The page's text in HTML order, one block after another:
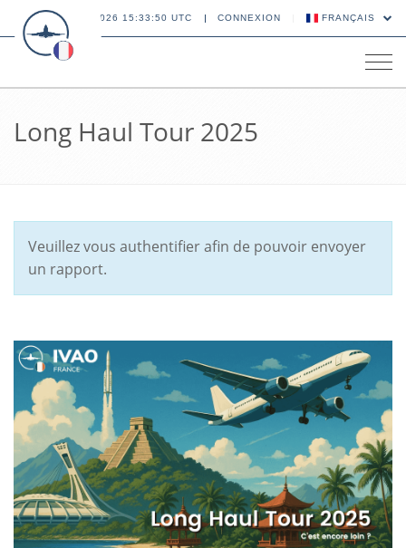
06 AOÛT 2026 15:33:50 UTC CONNEXION FRANÇAIS
Long Haul Tour 2025
Veuillez vous authentifier afin de pouvoir envoyer
un rapport.